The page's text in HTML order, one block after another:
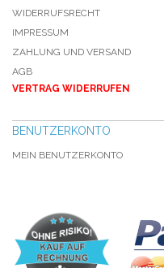
WIDERRUFSRECHT
IMPRESSUM
ZAHLUNG UND VERSAND
AGB
VERTRAG WIDERRUFEN
BENUTZERKONTO
MEIN BENUTZERKONTO